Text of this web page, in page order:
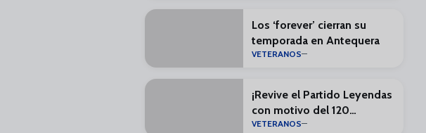
Los ‘forever’ cierran su
temporada en Antequera
VETERANOS
¡Revive el Partido Leyendas
con motivo del 120
aniversario del fútbol en
VETERANOS